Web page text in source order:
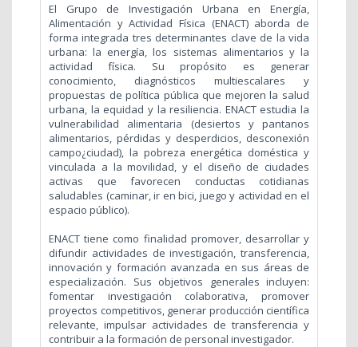
El Grupo de Investigación Urbana en Energía,
Alimentación y Actividad Física (ENACT) aborda de
forma integrada tres determinantes clave de la vida
urbana: la energía, los sistemas alimentarios y la
actividad física. Su propósito es generar
conocimiento, diagnósticos multiescalares y
propuestas de política pública que mejoren la salud
urbana, la equidad y la resiliencia. ENACT estudia la
vulnerabilidad alimentaria (desiertos y pantanos
alimentarios, pérdidas y desperdicios, desconexión
campo¿ciudad), la pobreza energética doméstica y
vinculada a la movilidad, y el diseño de ciudades
activas que favorecen conductas cotidianas
saludables (caminar, ir en bici, juego y actividad en el
espacio público).
ENACT tiene como finalidad promover, desarrollar y
difundir actividades de investigación, transferencia,
innovación y formación avanzada en sus áreas de
especialización. Sus objetivos generales incluyen:
fomentar investigación colaborativa, promover
proyectos competitivos, generar producción científica
relevante, impulsar actividades de transferencia y
contribuir a la formación de personal investigador.